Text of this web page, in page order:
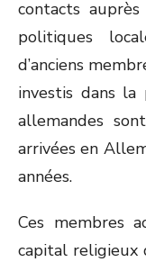
contacts
politiques
d’anciens
investis dans
allemandes
arrivées en
années.
Ces membres
capital religieux